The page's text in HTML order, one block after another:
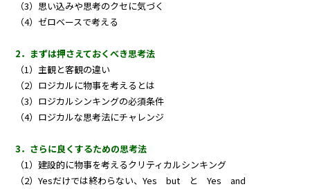
（3）思い込みや思考のクセに気づく
（4）ゼロベースで考える
2．まずは押さえておくべき思考法
（1）主観と客観の違い
（2）ロジカルに物事を考えるとは
（3）ロジカルシンキングの必須条件
（4）ロジカルな思考法にチャレンジ
3．さらに良くするための思考法
（1）建設的に物事を考えるクリティカルシンキング
（2）Yesだけでは終わらない、Yes but と Yes and